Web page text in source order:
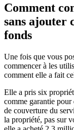
Comment
sans ajouter
fonds
Une fois que vous
commencer à les
comment elle a fait
Elle a pris six
comme garantie pour
de couverture du
la propriété, pas sur